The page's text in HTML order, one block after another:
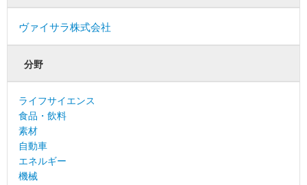
ヴァイサラ株式会社
分野
ライフサイエンス
食品・飲料
素材
自動車
エネルギー
機械